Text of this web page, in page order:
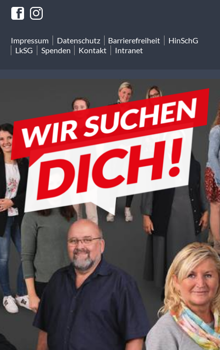
Impressum Datenschutz Barrierefreiheit
HinSchG
LkSG
Spenden Kontakt Intranet